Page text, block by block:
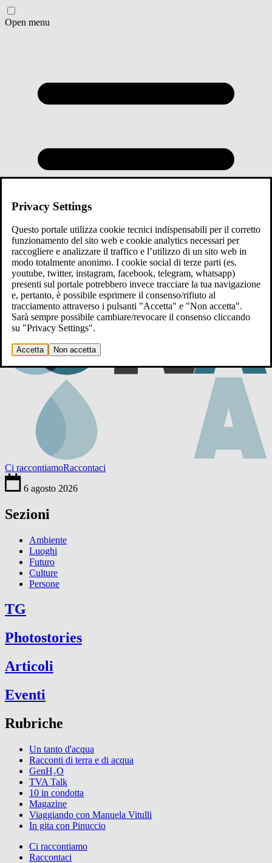
Open menu
Ci raccontiamoRaccontaci
6 agosto 2026
Sezioni
Ambiente
Luoghi
Futuro
Culture
Persone
TG
Photostories
Articoli
Eventi
Rubriche
Un tanto d'acqua
Racconti di terra e di acqua
GenH₂O
TVA Talk
10 in condotta
Magazine
Viaggiando con Manuela Vitulli
In gita con Pinuccio
Ci raccontiamo
Raccontaci
Privacy Settings
Questo portale utilizza cookie tecnici indispensabili per il corretto
funzionamento del sito web e cookie analytics necessari per
raccogliere e analizzare il traffico e l’utilizzo di un sito web in
modo totalmente anonimo. I cookie social di terze parti (es.
youtube, twitter, instagram, facebook, telegram, whatsapp)
presenti sul portale potrebbero invece tracciare la tua navigazione
e, pertanto, è possibile esprimere il consenso/rifiuto al
tracciamento attraverso i pulsanti "Accetta" e "Non accetta".
Sarà sempre possibile cambiare/revocare il consenso cliccando
su "Privacy Settings".
Accetta Non accetta